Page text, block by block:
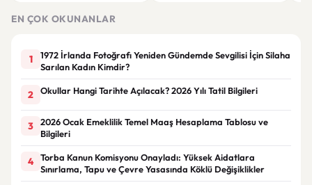
EN ÇOK OKUNANLAR
1
1972 İrlanda Fotoğrafı Yeniden Gündemde Sevgilisi İçin Silaha
Sarılan Kadın Kimdir?
2 Okullar Hangi Tarihte Açılacak? 2026 Yılı Tatil Bilgileri
3
2026 Ocak Emeklilik Temel Maaş Hesaplama Tablosu ve
Bilgileri
4
Torba Kanun Komisyonu Onayladı: Yüksek Aidatlara
Sınırlama, Tapu ve Çevre Yasasında Köklü Değişiklikler